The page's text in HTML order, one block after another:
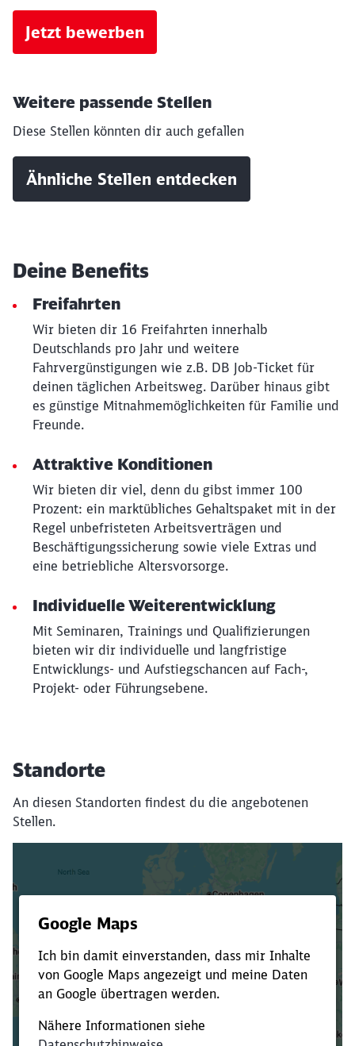
Jetzt bewerben
Weitere passende Stellen
Diese Stellen könnten dir auch gefallen
Ähnliche Stellen entdecken
Deine Benefits
Freifahrten
Wir bieten dir 16 Freifahrten innerhalb
Deutschlands pro Jahr und weitere
Fahrvergünstigungen wie z.B. DB Job-Ticket für
deinen täglichen Arbeitsweg. Darüber hinaus gibt
es günstige Mitnahmemöglichkeiten für Familie und
Freunde.
Attraktive Konditionen
Wir bieten dir viel, denn du gibst immer 100
Prozent: ein marktübliches Gehaltspaket mit in der
Regel unbefristeten Arbeitsverträgen und
Beschäftigungssicherung sowie viele Extras und
eine betriebliche Altersvorsorge.
Individuelle Weiterentwicklung
Mit Seminaren, Trainings und Qualifizierungen
bieten wir dir individuelle und langfristige
Entwicklungs- und Aufstiegschancen auf Fach-,
Projekt- oder Führungsebene.
Standorte
An diesen Standorten findest du die angebotenen
Stellen.
Verkürze die Ladezeit, indem du Suchbegriffe
Möchten Sie zuweitergeleitet
werden?